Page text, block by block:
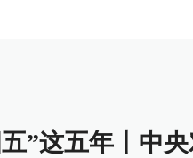
”这五年丨中